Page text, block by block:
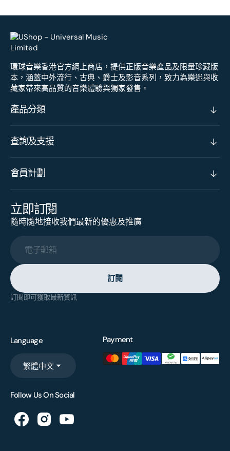
環球音樂香港官方網上商店，提供正版音樂產品及限量珍藏版
本，涵蓋中外流行、古典、爵士及影音系列，致力為樂迷與收
藏家帶來高品質的音樂體驗與獨家發售。
產品分類
查詢及支援
會員計劃
立即訂閱
隨時隨地接收我們最新的優惠及推廣
電子郵箱
訂閱
訂閱即可獲取最新資訊
Language
繁體中文
Payment
Follow Us On Social